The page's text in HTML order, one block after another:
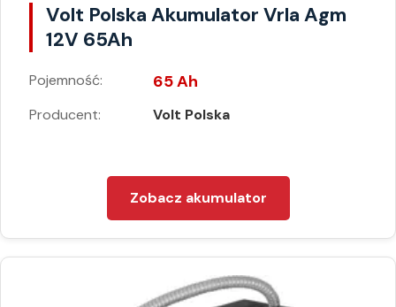
Volt Polska Akumulator Vrla Agm
12V 65Ah
Pojemność: 65 Ah
Producent: Volt Polska
Zobacz akumulator